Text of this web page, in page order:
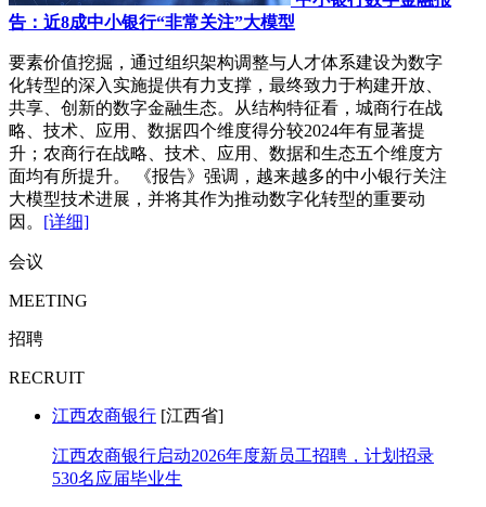
告：近8成中小银行“非常关注”大模型
要素价值挖掘，通过组织架构调整与人才体系建设为数字
化转型的深入实施提供有力支撑，最终致力于构建开放、
共享、创新的数字金融生态。从结构特征看，城商行在战
略、技术、应用、数据四个维度得分较2024年有显著提
升；农商行在战略、技术、应用、数据和生态五个维度方
面均有所提升。 《报告》强调，越来越多的中小银行关注
大模型技术进展，并将其作为推动数字化转型的重要动
因。 [详细]
会议
MEETING
招聘
RECRUIT
江西农商银行 [江西省]
江西农商银行启动2026年度新员工招聘，计划招录
530名应届毕业生